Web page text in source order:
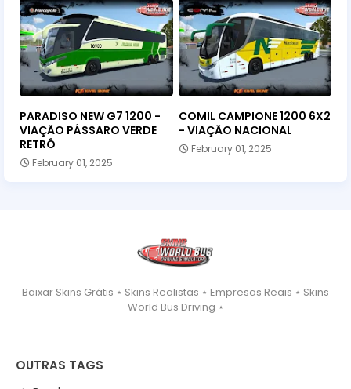
PARADISO NEW G7 1200 -
VIAÇÃO PÁSSARO VERDE
RETRÔ
February 01, 2025
COMIL CAMPIONE 1200 6X2
- VIAÇÃO NACIONAL
February 01, 2025
Baixar Skins Grátis ⋆ Skins Realistas ⋆ Empresas Reais ⋆ Skins
World Bus Driving ⋆
OUTRAS TAGS